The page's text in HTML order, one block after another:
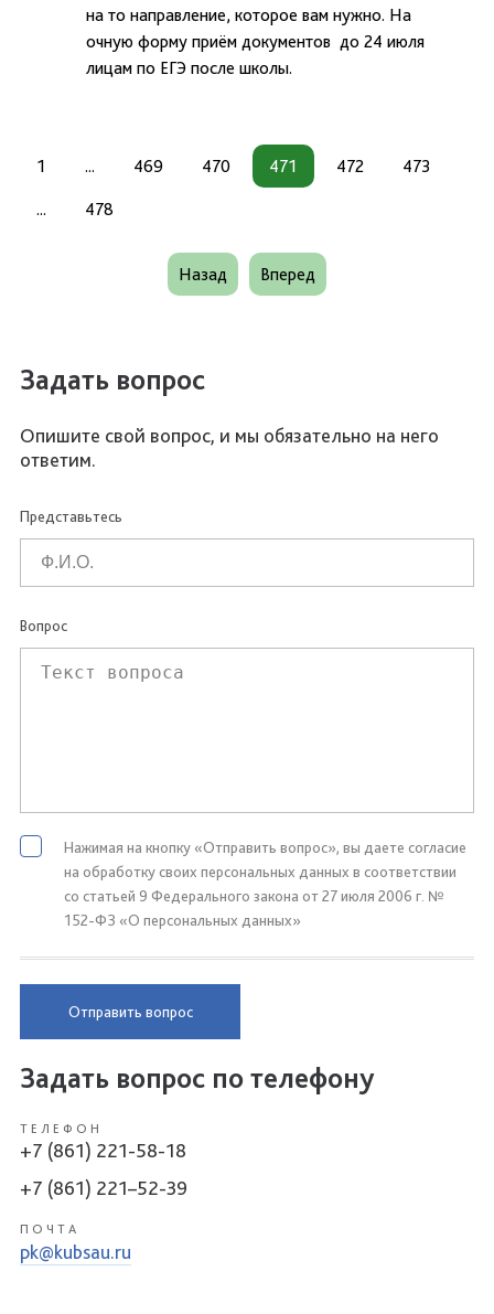
на то направление, которое вам нужно. На
очную форму приём документов до 24 июля
лицам по ЕГЭ после школы.
1 ... 469 470 471 472 473
... 478
Назад Вперед
Задать вопрос
Опишите свой вопрос, и мы обязательно на него
ответим.
Представьтесь
Вопрос
Нажимая на кнопку «Отправить вопрос», вы даете согласие
на обработку своих персональных данных в соответствии
со статьей 9 Федерального закона от 27 июля 2006 г. №
152-ФЗ «О персональных данных»
Отправить вопрос
Задать вопрос по телефону
ТЕЛЕФОН
+7 (861) 221-58-18
+7 (861) 221–52-39
ПОЧТА
pk@kubsau.ru